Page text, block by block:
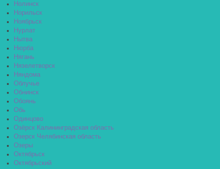
Нолинск
Норильск
Ноябрьск
Нурлат
Нытва
Нюрба
Нягань
Нязелетворск
Няндома
Облучье
Обнинск
Обоянь
Обь
Одинцово
Озёрск Калининградская область
Озерск Челябинская область
Озеры
Октябрьск
Октябрьский